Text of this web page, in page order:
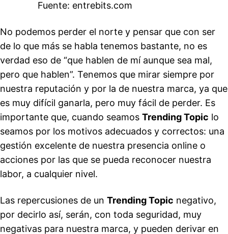
Fuente: entrebits.com
No podemos perder el norte y pensar que con ser
de lo que más se habla tenemos bastante, no es
verdad eso de “que hablen de mí aunque sea mal,
pero que hablen”. Tenemos que mirar siempre por
nuestra reputación y por la de nuestra marca, ya que
es muy difícil ganarla, pero muy fácil de perder. Es
importante que, cuando seamos Trending Topic lo
seamos por los motivos adecuados y correctos: una
gestión excelente de nuestra presencia online o
acciones por las que se pueda reconocer nuestra
labor, a cualquier nivel.
Las repercusiones de un Trending Topic negativo,
por decirlo así, serán, con toda seguridad, muy
negativas para nuestra marca, y pueden derivar en